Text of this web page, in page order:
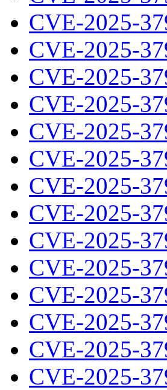
CVE-2025-
CVE-2025-
CVE-2025-
CVE-2025-
CVE-2025-
CVE-2025-
CVE-2025-
CVE-2025-
CVE-2025-
CVE-2025-
CVE-2025-
CVE-2025-
CVE-2025-
CVE-2025-